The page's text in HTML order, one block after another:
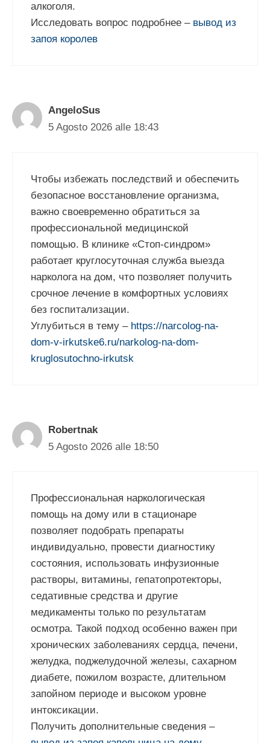
алкоголя.
Исследовать вопрос подробнее – вывод из
запоя королев
AngeloSus
5 Agosto 2026 alle 18:43
Чтобы избежать последствий и обеспечить
безопасное восстановление организма,
важно своевременно обратиться за
профессиональной медицинской
помощью. В клинике «Стоп-синдром»
работает круглосуточная служба выезда
нарколога на дом, что позволяет получить
срочное лечение в комфортных условиях
без госпитализации.
Углубиться в тему – https://narcolog-na-
dom-v-irkutske6.ru/narkolog-na-dom-
kruglosutochno-irkutsk
Robertnak
5 Agosto 2026 alle 18:50
Профессиональная наркологическая
помощь на дому или в стационаре
позволяет подобрать препараты
индивидуально, провести диагностику
состояния, использовать инфузионные
растворы, витамины, гепатопротекторы,
седативные средства и другие
медикаменты только по результатам
осмотра. Такой подход особенно важен при
хронических заболеваниях сердца, печени,
желудка, поджелудочной железы, сахарном
диабете, пожилом возрасте, длительном
запойном периоде и высоком уровне
интоксикации.
Получить дополнительные сведения –